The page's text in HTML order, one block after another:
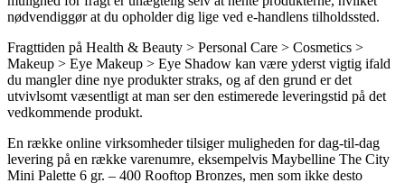
nødvendiggør at du opholder dig lige ved e-handlens tilholdssted.
Fragttiden på Health & Beauty > Personal Care > Cosmetics >
Makeup > Eye Makeup > Eye Shadow kan være yderst vigtig ifald
du mangler dine nye produkter straks, og af den grund er det
utvivlsomt væsentligt at man ser den estimerede leveringstid på det
vedkommende produkt.
En række online virksomheder tilsiger muligheden for dag-til-dag
levering på en række varenumre, eksempelvis Maybelline The City
Mini Palette 6 gr. – 400 Rooftop Bronzes, men som ikke desto